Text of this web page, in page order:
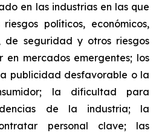
en las industrias en las que
políticos, económicos,
de seguridad y otros riesgos
en mercados emergentes; los
publicidad desfavorable o la
la dificultad para
de la industria; la
personal clave; las